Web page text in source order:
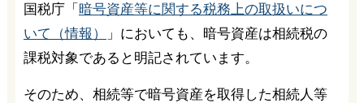
国税庁「 暗号資産等に関する税務上の取扱いにつ
いて（情報）
」においても、暗号資産は相続税の
課税対象であると明記されています。
そのため、相続等で暗号資産を取得した相続人等